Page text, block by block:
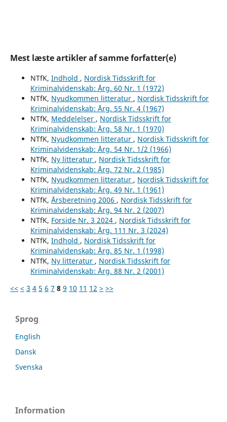
Mest læste artikler af samme forfatter(e)
NTfK, Indhold , Nordisk Tidsskrift for
Kriminalvidenskab: Årg. 60 Nr. 1 (1972)
NTfK, Nyudkommen litteratur , Nordisk Tidsskrift for
Kriminalvidenskab: Årg. 55 Nr. 4 (1967)
NTfK, Meddelelser , Nordisk Tidsskrift for
Kriminalvidenskab: Årg. 58 Nr. 1 (1970)
NTfK, Nyudkommen litteratur , Nordisk Tidsskrift for
Kriminalvidenskab: Årg. 54 Nr. 1/2 (1966)
NTfK, Ny litteratur , Nordisk Tidsskrift for
Kriminalvidenskab: Årg. 72 Nr. 2 (1985)
NTfK, Nyudkommen litteratur , Nordisk Tidsskrift for
Kriminalvidenskab: Årg. 49 Nr. 1 (1961)
NTfK, Årsberetning 2006 , Nordisk Tidsskrift for
Kriminalvidenskab: Årg. 94 Nr. 2 (2007)
NTfK, Forside Nr. 3 2024 , Nordisk Tidsskrift for
Kriminalvidenskab: Årg. 111 Nr. 3 (2024)
NTfK, Indhold , Nordisk Tidsskrift for
Kriminalvidenskab: Årg. 85 Nr. 1 (1998)
NTfK, Ny litteratur , Nordisk Tidsskrift for
Kriminalvidenskab: Årg. 88 Nr. 2 (2001)
<< < 3 4 5 6 7 8 9 10 11 12 > >>
Sprog
English
Dansk
Svenska
Information